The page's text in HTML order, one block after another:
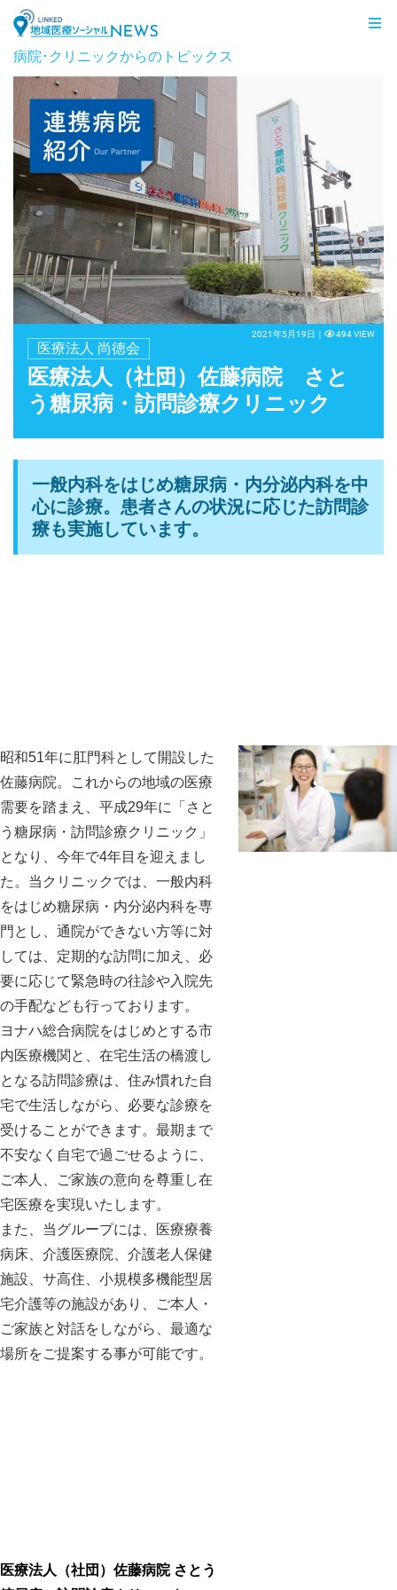
LINKED 地域医療ソーシャルNEWS
病院･クリニックからのトピックス
医療法人 尚徳会
医療法人（社団）佐藤病院 さと
う糖尿病・訪問診療クリニック
2021年5月19日｜ 494 VIEW
一般内科をはじめ糖尿病・内分泌内科を中
心に診療。患者さんの状況に応じた訪問診
療も実施しています。
昭和51年に肛門科として開設した
佐藤病院。これからの地域の医療
需要を踏まえ、平成29年に「さと
う糖尿病・訪問診療クリニック」
となり、今年で4年目を迎えまし
た。当クリニックでは、一般内科
をはじめ糖尿病・内分泌内科を専
門とし、通院ができない方等に対
しては、定期的な訪問に加え、必
要に応じて緊急時の往診や入院先
の手配なども行っております。
ヨナハ総合病院をはじめとする市
内医療機関と、在宅生活の橋渡し
となる訪問診療は、住み慣れた自
宅で生活しながら、必要な診療を
受けることができます。最期まで
不安なく自宅で過ごせるように、
ご本人、ご家族の意向を尊重し在
宅医療を実現いたします。
また、当グループには、医療療養
病床、介護医療院、介護老人保健
施設、サ高住、小規模多機能型居
宅介護等の施設があり、ご本人・
ご家族と対話をしながら、最適な
場所をご提案する事が可能です。
医療法人（社団）佐藤病院 さとう